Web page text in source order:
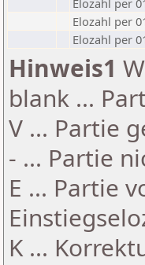
Elozahl per
Elozahl per
Elozahl per
Hinweis1
blank ...
V ... Partie
- ... Partie
E ... Partie
K ...